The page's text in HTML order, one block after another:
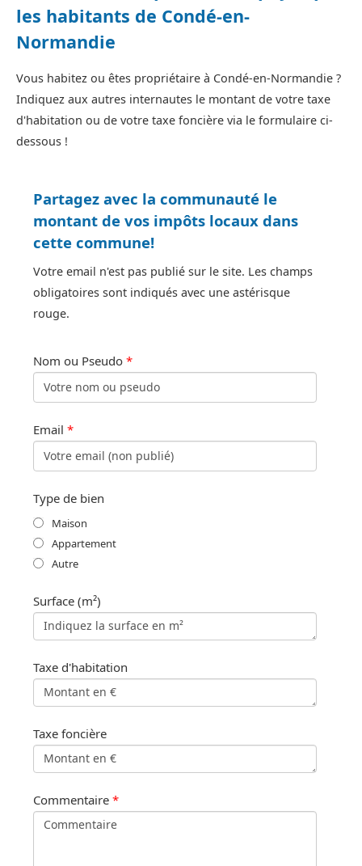
les habitants de Condé-en-
Normandie
Vous habitez ou êtes propriétaire à Condé-en-Normandie ?
Indiquez aux autres internautes le montant de votre taxe
d'habitation ou de votre taxe foncière via le formulaire ci-
dessous !
Partagez avec la communauté le
montant de vos impôts locaux dans
cette commune!
Votre email n'est pas publié sur le site. Les champs
obligatoires sont indiqués avec une astérisque
rouge.
Nom ou Pseudo *
Email *
Type de bien
Maison
Appartement
Autre
Surface (m²)
Taxe d'habitation
Taxe foncière
Commentaire *